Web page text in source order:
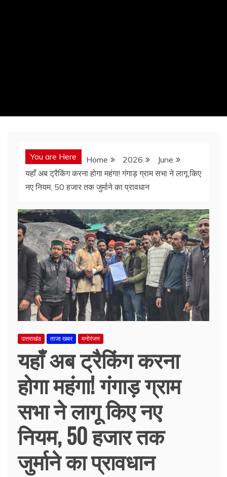
You are Here Home 2026
June
यहाँ अब ट्रैकिंग करना होगा महंगा! गंगाड़ ग्राम सभा ने लागू किए
नए नियम, 50 हजार तक जुर्माने का प्रावधान
उत्तराखंड ताजा खबर मनोरंजन
यहाँ अब ट्रैकिंग करना
होगा महंगा! गंगाड़ ग्राम
सभा ने लागू किए नए
नियम, 50 हजार तक
जुर्माने का प्रावधान